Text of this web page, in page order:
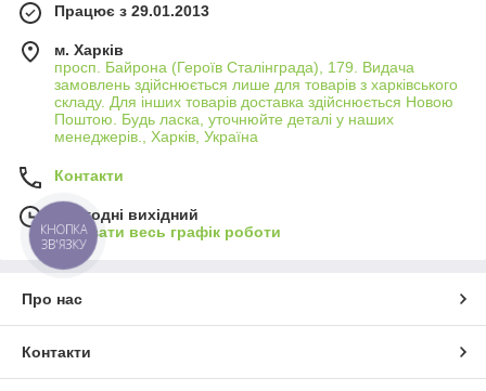
Працює з 29.01.2013
м. Харків
просп. Байрона (Героїв Сталінграда), 179. Видача
замовлень здійснюється лише для товарів з харківського
складу. Для інших товарів доставка здійснюється Новою
Поштою. Будь ласка, уточнюйте деталі у наших
менеджерів., Харків, Україна
Контакти
Сьогодні вихідний
Показати весь графік роботи
Про нас
Контакти
КНОПКА
ЗВ'ЯЗКУ